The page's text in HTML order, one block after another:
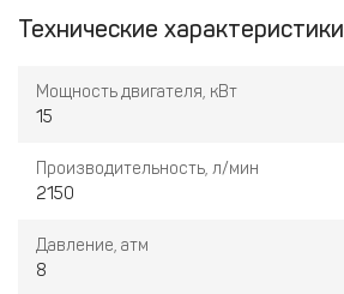
Технические характеристики
Мощность двигателя, кВт
15
Производительность, л/мин
2150
Давление, атм
8